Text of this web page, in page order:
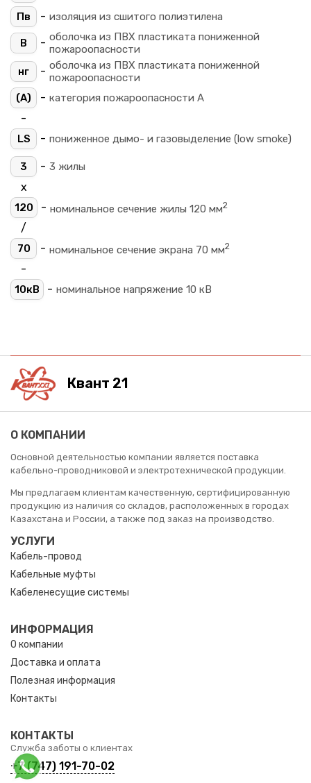
Пв
- изоляция из сшитого полиэтилена
В - оболочка из ПВХ пластиката пониженной
пожароопасности
нг
- оболочка из ПВХ пластиката пониженной
пожароопасности
(A)
- категория пожароопасности A
-
LS - пониженное дымо- и газовыделение (low smoke)
3 - 3 жилы
х
120 - номинальное сечение жилы 120 мм2
/
70 - номинальное сечение экрана 70 мм2
-
10кВ - номинальное напряжение 10 кВ
Квант 21
О КОМПАНИИ
Основной деятельностью компании является поставка
кабельно-проводниковой и электротехнической продукции.
Мы предлагаем клиентам качественную, сертифицированную
продукцию из наличия со складов, расположенных в городах
Казахстана и России, а также под заказ на производство.
УСЛУГИ
Кабель-провод
Кабельные муфты
Кабеленесущие системы
ИНФОРМАЦИЯ
О компании
Доставка и оплата
Полезная информация
Контакты
КОНТАКТЫ
Служба заботы о клиентах
+7 (747) 191-70-02